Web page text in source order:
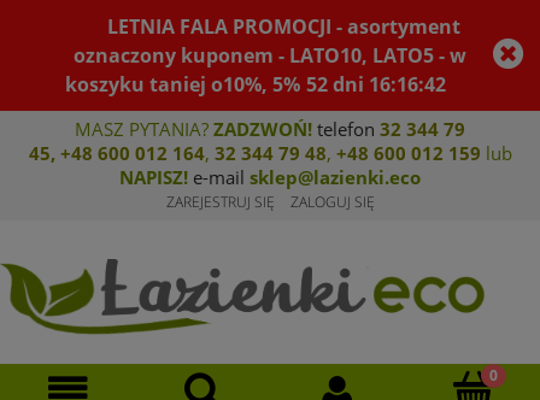
LETNIA FALA PROMOCJI - asortyment
oznaczony kuponem - LATO10, LATO5 - w
koszyku taniej o10%, 5% 52dni 16:16:42
MASZ PYTANIA? ZADZWOŃ! telefon 32 344 79
45, +48 600 012 164, 32 344 79 48, +48 600 012 159 lub
NAPISZ! e-mail sklep@lazienki.eco
ZAREJESTRUJ SIĘ ZALOGUJ SIĘ